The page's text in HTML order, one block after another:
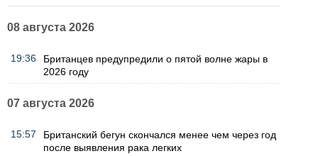
08 августа 2026
19:36
Британцев предупредили о пятой волне жары в
2026 году
07 августа 2026
15:57
Британский бегун скончался менее чем через год
после выявления рака легких